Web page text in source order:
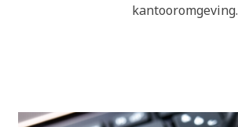
kantooromgeving.